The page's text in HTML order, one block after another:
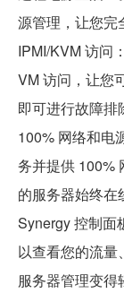
源管理，让您完
IPMI/KVM 访问
VM 访问，让您
即可进行故障排
100% 网络和电
务并提供 100%
的服务器始终在
Synergy 控制面
以查看您的流量
服务器管理变得